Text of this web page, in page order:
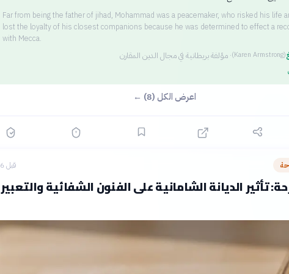
Far from being the father of jihad, Mohammad was a peacemaker, who risked his life
lost the loyalty of his closest companions because he was determined to effect a
with Mecca.
(Karen Armstrong)
· مؤلفة بريطانية في مجال الدين المقارن
اعرض الكل (8) ←
قبل 6 أيام
تأثير الديانة الشامانية على الفنون الشفائية والتعبير